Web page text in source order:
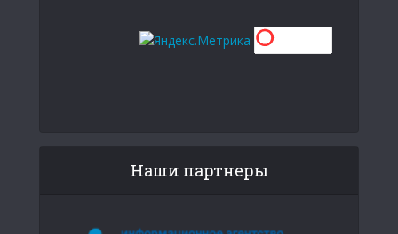
Наши партнеры